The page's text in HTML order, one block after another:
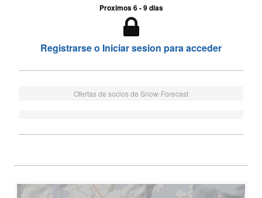
Proximos 6 - 9 dias
Registrarse o Iniciar sesion para acceder
Ofertas de socios de Snow-Forecast